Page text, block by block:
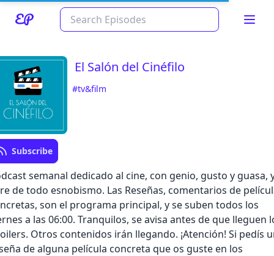
Read about our content policieshere
Cancel Save
El Salón del Cinéfilo
#tv&film
Subscribe
semanal dedicado al cine, con genio, gusto y guasa,
de todo esnobismo. Las Reseñas, comentarios de
son el programa principal, y se suben todos los
a las 06:00. Tranquilos, se avisa antes de que lleguen
Otros contenidos irán llegando. ¡Atención! Si pedís
de alguna película concreta que os guste en los